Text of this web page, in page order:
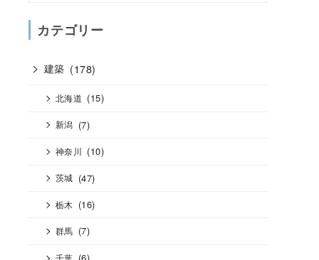
カテゴリー
建築 (178)
北海道 (15)
新潟 (7)
神奈川 (10)
茨城 (47)
栃木 (16)
群馬 (7)
千葉 (6)